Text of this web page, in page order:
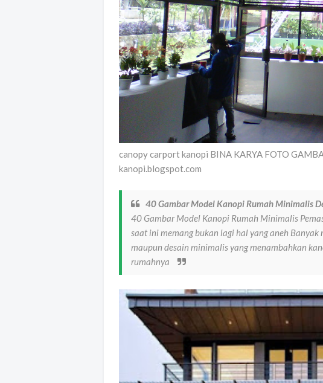
canopy carport kanopi BINA KARYA FOTO
kanopi.blogspot.com
40 Gambar Model Kanopi Rumah Minimalis
40 Gambar Model Kanopi Rumah Minimalis
saat ini memang bukan lagi hal yang aneh
maupun desain minimalis yang menambahkan
rumahnya